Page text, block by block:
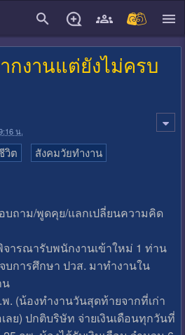
กงานแต่ยังไม่ครบ
น.
วิต
สังคมวัยทำงาน
ถาม/พูดคุย/แลกเปลี่ยนความคิด
จารณารับพนักงานเข้าใหม่ 1 ท่าน
บการศึกษา ปวส. มาทำงานใน
น
. (น้องทำงานวันสุดท้ายจากที่เก่า
ลย) ปกติบริษัท จ่ายเงินเดือนทุกวันที่
close